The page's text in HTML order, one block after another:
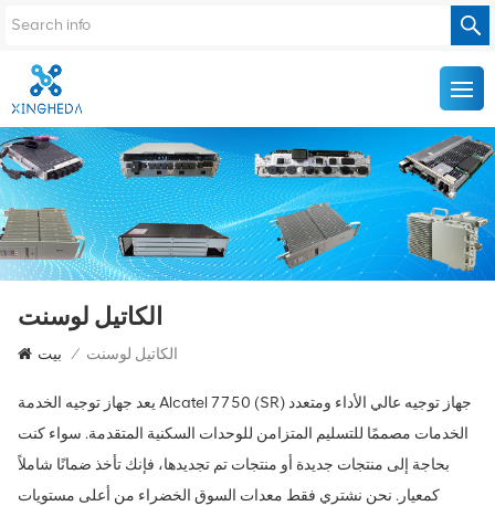
الكاتيل لوسنت
بيت / الكاتيل لوسنت
يعد جهاز توجيه الخدمة Alcatel 7750 (SR) جهاز توجيه عالي الأداء ومتعدد
الخدمات مصممًا للتسليم المتزامن للوحدات السكنية المتقدمة. سواء كنت
بحاجة إلى منتجات جديدة أو منتجات تم تجديدها، فإنك تأخذ ضمانًا شاملاً
كمعيار. نحن نشتري فقط معدات السوق الخضراء من أعلى مستويات